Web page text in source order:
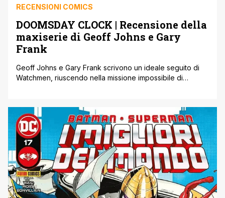
RECENSIONI COMICS
DOOMSDAY CLOCK | Recensione della
maxiserie di Geoff Johns e Gary
Frank
Geoff Johns e Gary Frank scrivono un ideale seguito di
Watchmen, riuscendo nella missione impossibile di